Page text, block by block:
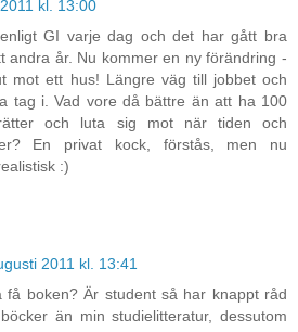
kl. 13:00
GI varje dag och det har gått bra
andra år. Nu kommer en ny förändring -
mot ett hus! Längre väg till jobbet och
tag i. Vad vore då bättre än att ha 100
rätter och luta sig mot när tiden och
En privat kock, förstås, men nu
:)
2011 kl. 13:41
få boken? Är student så har knappt råd
än min studielitteratur, dessutom